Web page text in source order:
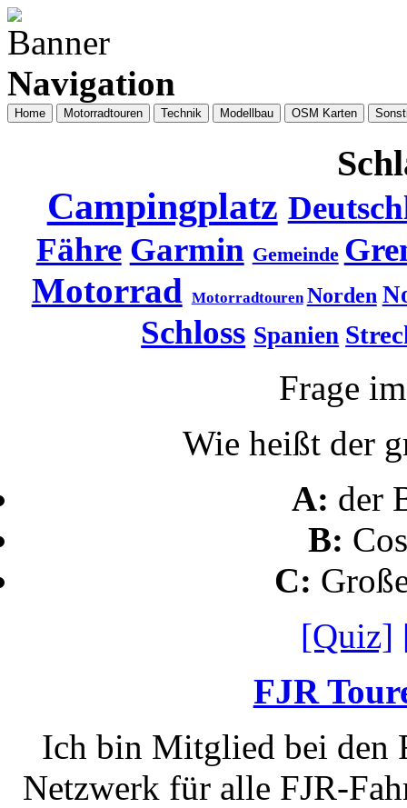
Navigation
Home Motorradtouren Technik Modellbau OSM Karten
Campingplatz
Fähre Garmin Gemeinde
Motorrad Motorradtouren Norden
Schloss Spanien
Frage
Wie heißt der
A: der
B:
C:
[Quiz]
FJR
Ich bin Mitglied bei den
Netzwerk für alle FJR-